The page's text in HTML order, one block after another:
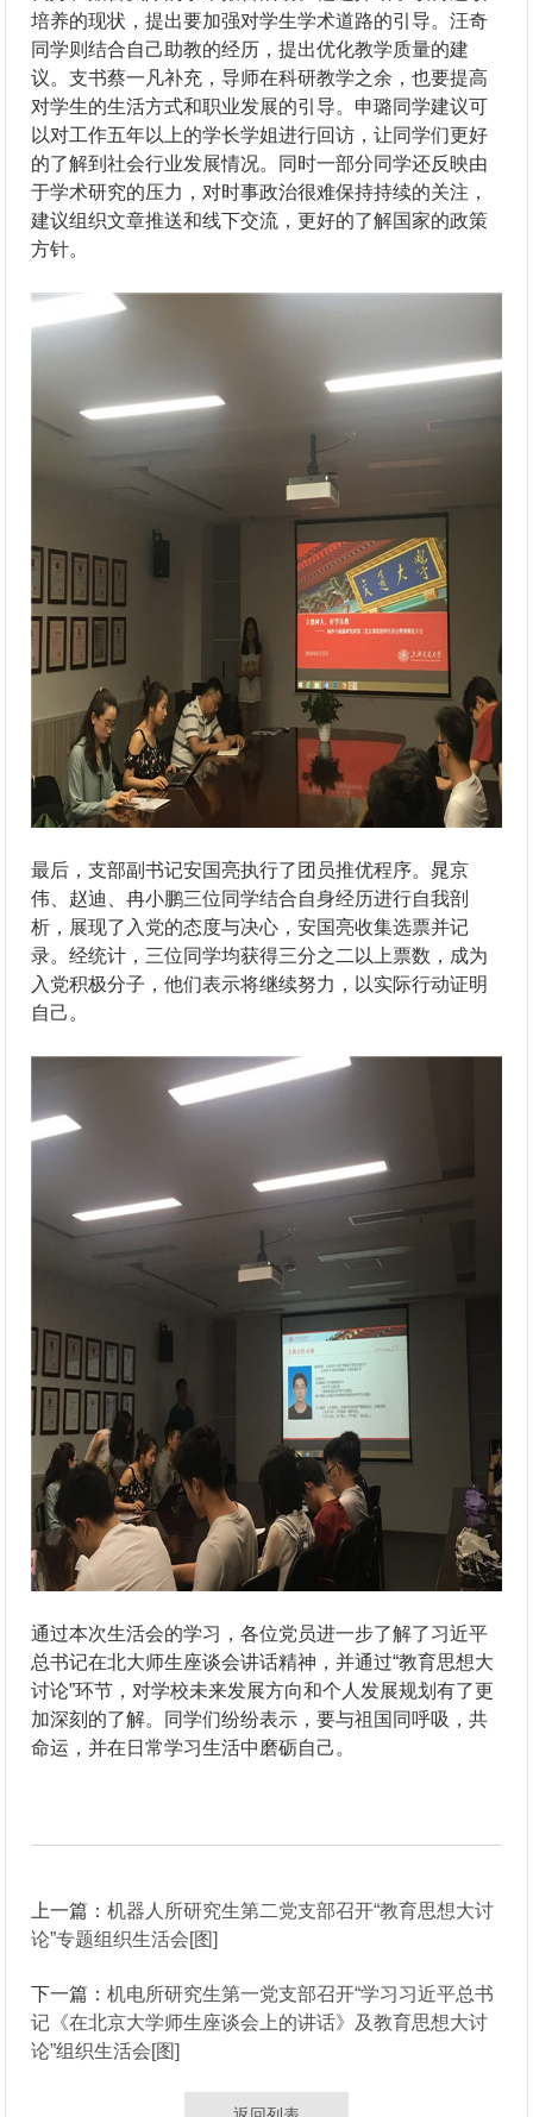
培养的现状，提出要加强对学生学术道路的引导。汪奇
同学则结合自己助教的经历，提出优化教学质量的建
议。支书蔡一凡补充，导师在科研教学之余，也要提高
对学生的生活方式和职业发展的引导。申璐同学建议可
以对工作五年以上的学长学姐进行回访，让同学们更好
的了解到社会行业发展情况。同时一部分同学还反映由
于学术研究的压力，对时事政治很难保持持续的关注，
建议组织文章推送和线下交流，更好的了解国家的政策
方针。
最后，支部副书记安国亮执行了团员推优程序。晁京
伟、赵迪、冉小鹏三位同学结合自身经历进行自我剖
析，展现了入党的态度与决心，安国亮收集选票并记
录。经统计，三位同学均获得三分之二以上票数，成为
入党积极分子，他们表示将继续努力，以实际行动证明
自己。
通过本次生活会的学习，各位党员进一步了解了习近平
总书记在北大师生座谈会讲话精神，并通过“教育思想大
讨论”环节，对学校未来发展方向和个人发展规划有了更
加深刻的了解。同学们纷纷表示，要与祖国同呼吸，共
命运，并在日常学习生活中磨砺自己。
上一篇：机器人所研究生第二党支部召开“教育思想大讨
论”专题组织生活会[图]
下一篇：机电所研究生第一党支部召开“学习习近平总书
记《在北京大学师生座谈会上的讲话》及教育思想大讨
论”组织生活会[图]